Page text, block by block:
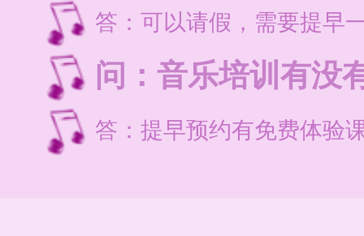
答：可以请假，需要提早
问：音乐培训有没
答：提早预约有免费体验